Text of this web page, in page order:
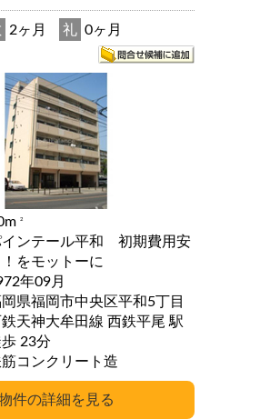
2ヶ月 礼 0ヶ月
2
インテール平和 初期費用安
！をモットーに
年09月
県福岡市中央区平和5丁目
天神大牟田線 西鉄平尾 駅
徒歩 23分
コンクリート造